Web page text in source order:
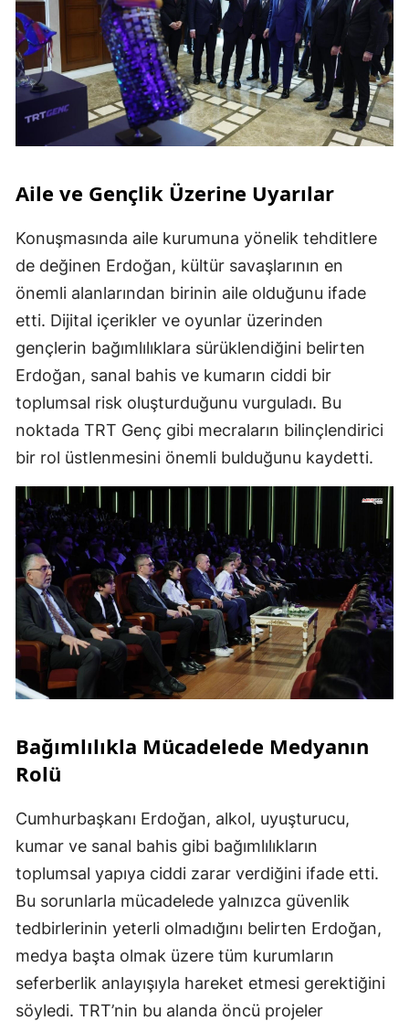
Aile ve Gençlik Üzerine Uyarılar
Konuşmasında aile kurumuna yönelik tehditlere
de değinen Erdoğan, kültür savaşlarının en
önemli alanlarından birinin aile olduğunu ifade
etti. Dijital içerikler ve oyunlar üzerinden
gençlerin bağımlılıklara sürüklendiğini belirten
Erdoğan, sanal bahis ve kumarın ciddi bir
toplumsal risk oluşturduğunu vurguladı. Bu
noktada TRT Genç gibi mecraların bilinçlendirici
bir rol üstlenmesini önemli bulduğunu kaydetti.
Bağımlılıkla Mücadelede Medyanın
Rolü
Cumhurbaşkanı Erdoğan, alkol, uyuşturucu,
kumar ve sanal bahis gibi bağımlılıkların
toplumsal yapıya ciddi zarar verdiğini ifade etti.
Bu sorunlarla mücadelede yalnızca güvenlik
tedbirlerinin yeterli olmadığını belirten Erdoğan,
medya başta olmak üzere tüm kurumların
seferberlik anlayışıyla hareket etmesi gerektiğini
söyledi. TRT’nin bu alanda öncü projeler